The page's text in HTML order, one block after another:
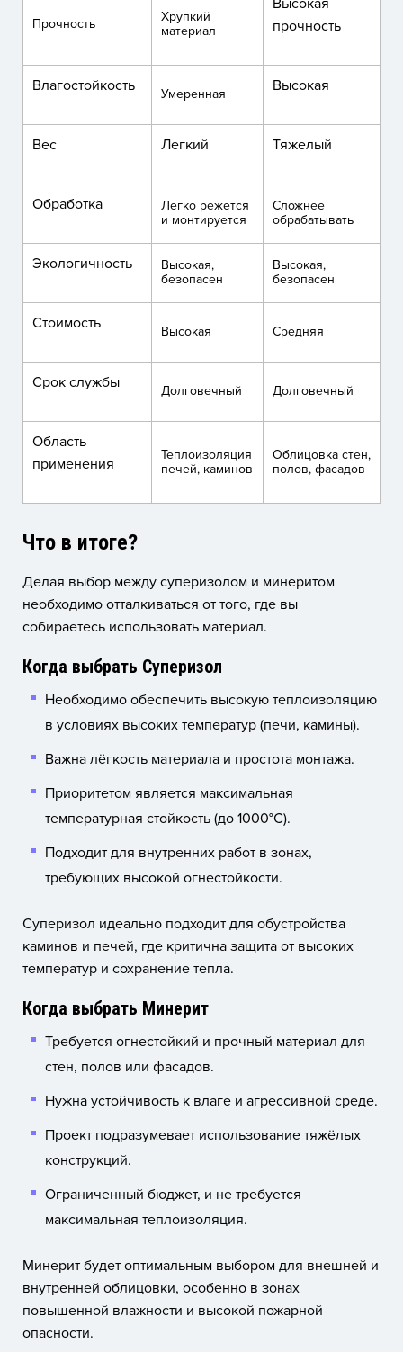
Прочность
Хрупкий
материал
Высокая
прочность
Влагостойкость Умеренная Высокая
Вес Легкий Тяжелый
Обработка
Легко режется
и монтируется
Сложнее
обрабатывать
Экологичность
Высокая,
безопасен
Высокая,
безопасен
Стоимость Высокая Средняя
Срок службы Долговечный Долговечный
Область
применения
Теплоизоляция
печей, каминов
Облицовка стен,
полов, фасадов
Что в итоге?
Делая выбор между суперизолом и минеритом
необходимо отталкиваться от того, где вы
собираетесь использовать материал.
Когда выбрать Суперизол
Необходимо обеспечить высокую теплоизоляцию
в условиях высоких температур (печи, камины).
Важна лёгкость материала и простота монтажа.
Приоритетом является максимальная
температурная стойкость (до 1000°C).
Подходит для внутренних работ в зонах,
требующих высокой огнестойкости.
Суперизол идеально подходит для обустройства
каминов и печей, где критична защита от высоких
температур и сохранение тепла.
Когда выбрать Минерит
Требуется огнестойкий и прочный материал для
стен, полов или фасадов.
Нужна устойчивость к влаге и агрессивной среде.
Проект подразумевает использование тяжёлых
конструкций.
Ограниченный бюджет, и не требуется
максимальная теплоизоляция.
Минерит будет оптимальным выбором для внешней и
внутренней облицовки, особенно в зонах
повышенной влажности и высокой пожарной
опасности.